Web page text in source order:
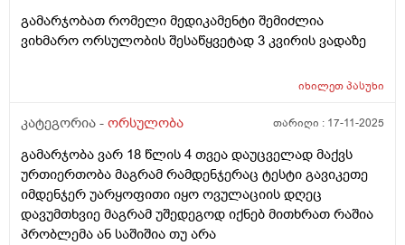
გამარჯობათ რომელი მედიკამენტი შემიძლია
ვიხმარო ორსულობის შესაწყვეტად 3 კვირის ვადაზე
იხილეთპასუხი
კატეგორია - ორსულობა თარიღი : 17-11-2025
გამარჯობა ვარ 18 წლის 4 თვეა დაუცველად მაქვს
ურთიერთობა მაგრამ რამდენჯერაც ტესტი გავიკეთე
იმდენჯერ უარყოფითი იყო ოვულაციის დღეც
დავუმთხვიე მაგრამ უშედეგოდ იქნებ მითხრათ რაშია
პრობლემა ან საშიშია თუ არა